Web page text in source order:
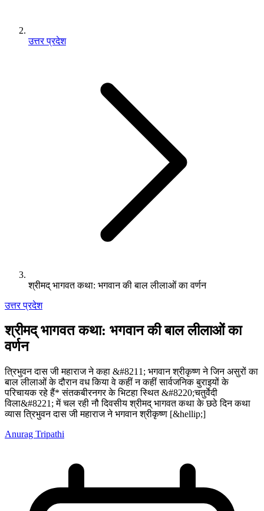
उत्तर प्रदेश
श्रीमद् भागवत कथा: भगवान की बाल लीलाओं का वर्णन
उत्तर प्रदेश
श्रीमद् भागवत कथा: भगवान की बाल लीलाओं का
वर्णन
त्रिभुवन दास जी महाराज ने कहा &#8211; भगवान श्रीकृष्ण ने जिन असुरों का
बाल लीलाओं के दौरान वध किया वे कहीं न कहीं सार्वजनिक बुराइयों के
परिचायक रहे हैं* संतकबीरनगर के भिटहा स्थित &#8220;चतुर्वेदी
विला&#8221; में चल रही नौ दिवसीय श्रीमद् भागवत कथा के छठे दिन कथा
व्यास त्रिभुवन दास जी महाराज ने भगवान श्रीकृष्ण [&hellip;]
Anurag Tripathi